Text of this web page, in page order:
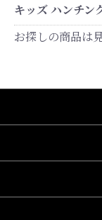
キッズ ハンチン
お探しの商品は